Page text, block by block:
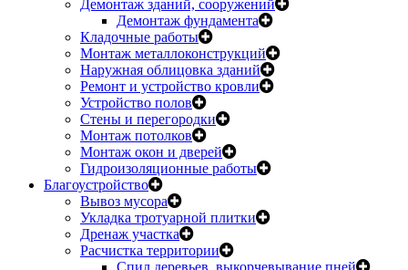
Демонтаж зданий, сооружений
Демонтаж фундамента
Кладочные работы
Монтаж металлоконструкций
Наружная облицовка зданий
Ремонт и устройство кровли
Устройство полов
Стены и перегородки
Монтаж потолков
Монтаж окон и дверей
Гидроизоляционные работы
Благоустройство
Вывоз мусора
Укладка тротуарной плитки
Дренаж участка
Расчистка территории
Спил деревьев, выкорчевывание пней